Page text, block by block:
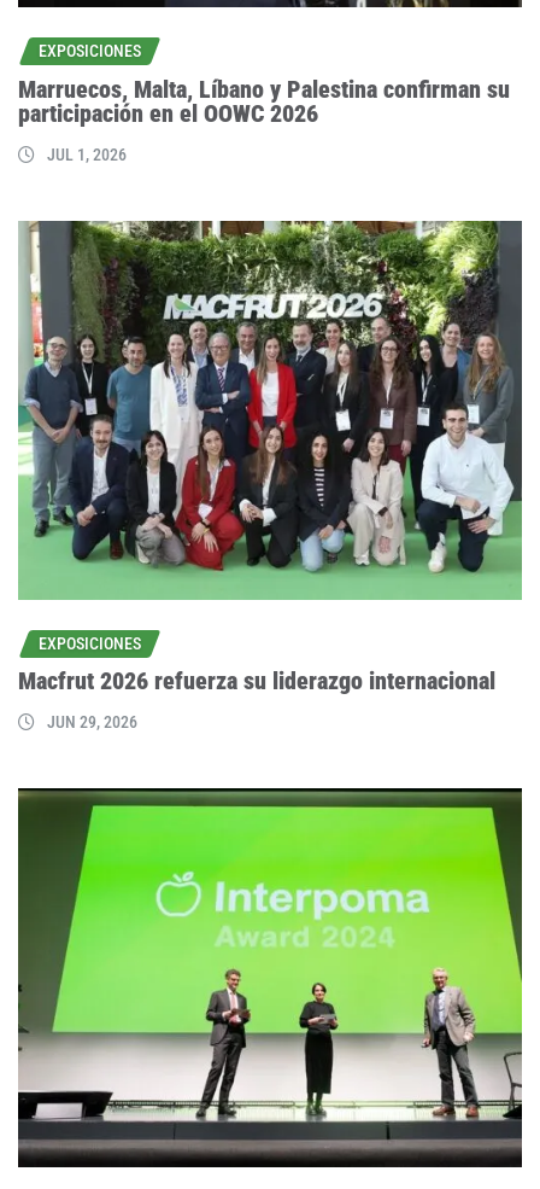
EXPOSICIONES
Marruecos, Malta, Líbano y Palestina confirman su
participación en el OOWC 2026
JUL 1, 2026
EXPOSICIONES
Macfrut 2026 refuerza su liderazgo internacional
JUN 29, 2026